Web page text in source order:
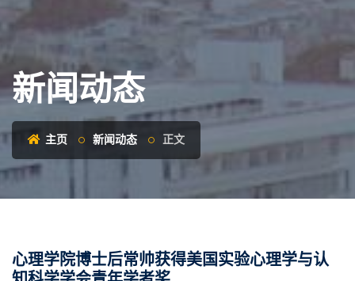
新闻动态
主页 新闻动态 正文
心理学院博士后常帅获得美国实验心理学与认